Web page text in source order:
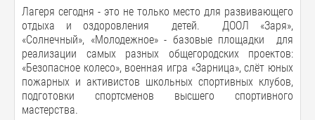
Лагеря сегодня - это не только место для развивающего
отдыха и оздоровления детей. ДООЛ «Заря»,
«Солнечный», «Молодежное» - базовые площадки для
реализации самых разных общегородских проектов:
«Безопасное колесо», военная игра «Зарница», слёт юных
пожарных и активистов школьных спортивных клубов,
подготовки спортсменов высшего спортивного
мастерства.